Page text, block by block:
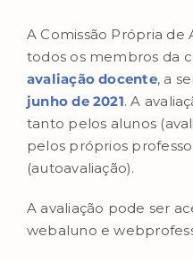
A Comissão Própria de
todos os membros da
avaliação docente, a
junho de 2021. A
tanto pelos alunos
pelos próprios
(autoavaliação).
A avaliação pode ser
webaluno e